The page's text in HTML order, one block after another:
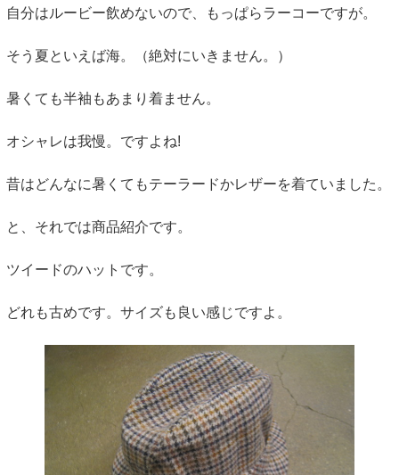
自分はルービー飲めないので、もっぱらラーコーですが。
そう夏といえば海。（絶対にいきません。）
暑くても半袖もあまり着ません。
オシャレは我慢。ですよね!
昔はどんなに暑くてもテーラードかレザーを着ていました。
と、それでは商品紹介です。
ツイードのハットです。
どれも古めです。サイズも良い感じですよ。